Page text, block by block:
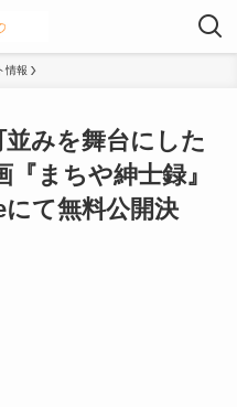
情報
みを舞台にした
『まちや紳士録』
て無料公開決